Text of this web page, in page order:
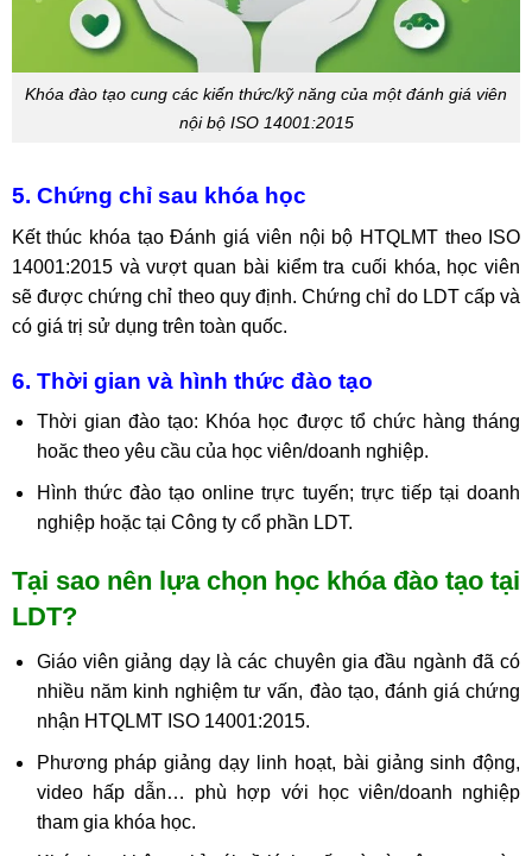
Khóa đào tạo cung các kiến thức/kỹ năng của một đánh giá viên
nội bộ ISO 14001:2015
5. Chứng chỉ sau khóa học
Kết thúc khóa tạo Đánh giá viên nội bộ HTQLMT theo ISO
14001:2015 và vượt quan bài kiểm tra cuối khóa, học viên
sẽ được chứng chỉ theo quy định. Chứng chỉ do LDT cấp và
có giá trị sử dụng trên toàn quốc.
6. Thời gian và hình thức đào tạo
Thời gian đào tạo: Khóa học được tổ chức hàng tháng
hoăc theo yêu cầu của học viên/doanh nghiệp.
Hình thức đào tạo online trực tuyến; trực tiếp tại doanh
nghiệp hoặc tại Công ty cổ phần LDT.
Tại sao nên lựa chọn học khóa đào tạo tại
LDT?
Giáo viên giảng dạy là các chuyên gia đầu ngành đã có
nhiều năm kinh nghiệm tư vấn, đào tạo, đánh giá chứng
nhận HTQLMT ISO 14001:2015.
Phương pháp giảng dạy linh hoạt, bài giảng sinh động,
video hấp dẫn… phù hợp với học viên/doanh nghiệp
tham gia khóa học.